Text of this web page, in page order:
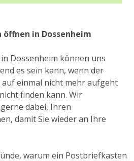
in Dossenheim
Dossenheim können uns
es sein kann, wenn der
einmal nicht mehr aufgeht
finden kann. Wir
dabei, Ihren
damit Sie wieder an Ihre
warum ein Postbriefkasten